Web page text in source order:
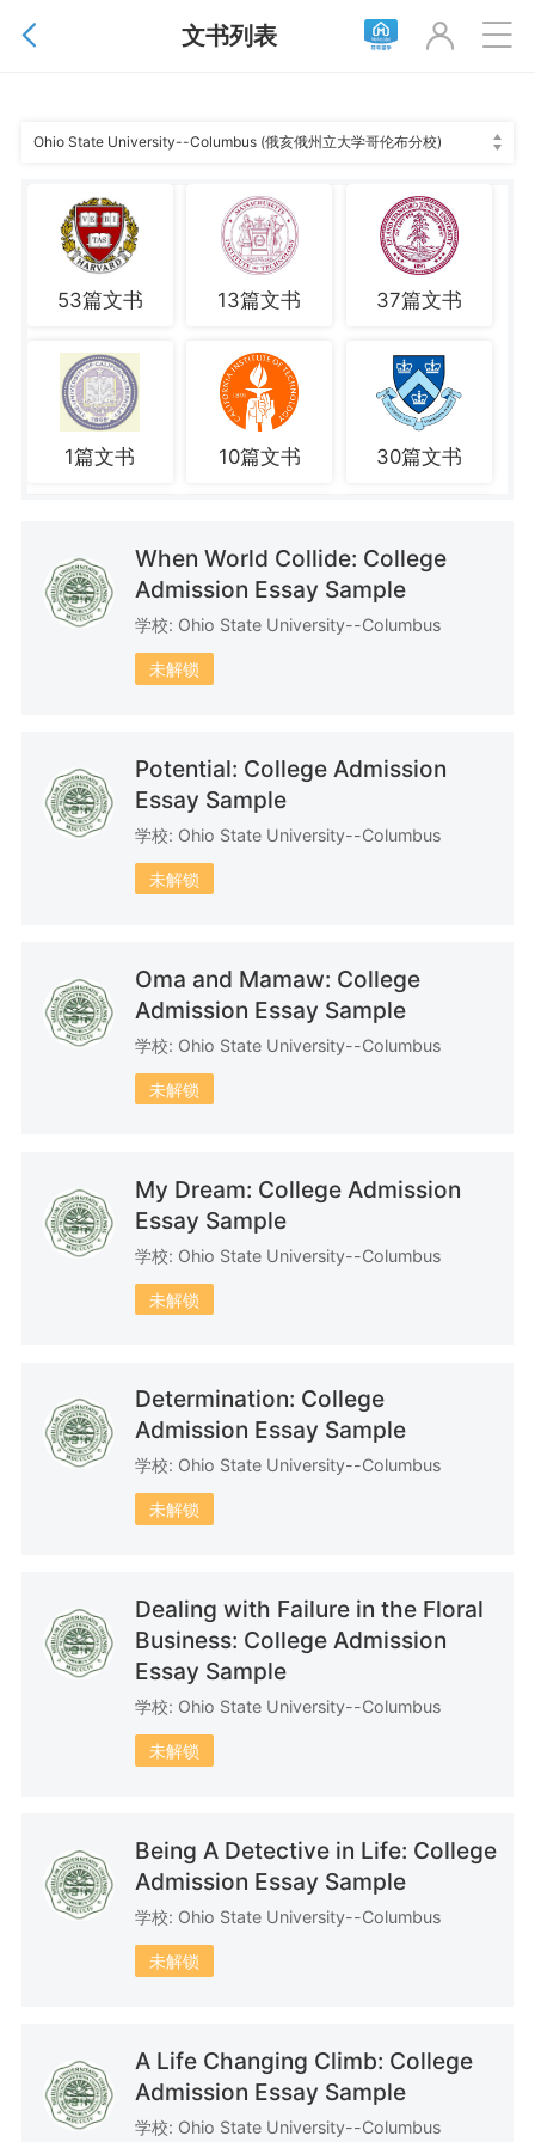
 文书列表  
Ohio State University--Columbus (俄亥俄州立大学哥伦布分校)
53篇文书 13篇文书 37篇文书
1篇文书 10篇文书 30篇文书
32篇文书 28篇文书 31篇文书
56篇文书 35篇文书 24篇文书
22篇文书
7篇文书 27篇文书
28篇文书 6篇文书 7篇文书
7篇文书 30篇文书 11篇文书
13篇文书 30篇文书 5篇文书
When World Collide: College
Admission Essay Sample
学校: Ohio State University--Columbus
未解锁
Potential: College Admission
Essay Sample
学校: Ohio State University--Columbus
未解锁
Oma and Mamaw: College
Admission Essay Sample
学校: Ohio State University--Columbus
未解锁
My Dream: College Admission
Essay Sample
学校: Ohio State University--Columbus
未解锁
Determination: College
Admission Essay Sample
学校: Ohio State University--Columbus
未解锁
Dealing with Failure in the Floral
Business: College Admission
Essay Sample
学校: Ohio State University--Columbus
未解锁
Being A Detective in Life: College
Admission Essay Sample
学校: Ohio State University--Columbus
未解锁
A Life Changing Climb: College
Admission Essay Sample
学校: Ohio State University--Columbus